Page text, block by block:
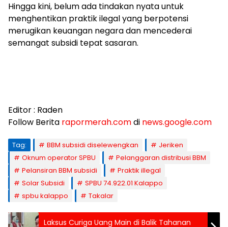
Hingga kini, belum ada tindakan nyata untuk
menghentikan praktik ilegal yang berpotensi
merugikan keuangan negara dan mencederai
semangat subsidi tepat sasaran.
Editor : Raden
Follow Berita rapormerah.comdi news.google.com
Tag: BBM subsidi diselewengkan
Jeriken
Oknum operator SPBU
Pelanggaran distribusi BBM
Pelansiran BBM subsidi
Praktik illegal
Solar Subsidi
SPBU 74.922.01 Kalappo
spbu kalappo
Takalar
Laksus Curiga Uang Main di Balik Tahanan